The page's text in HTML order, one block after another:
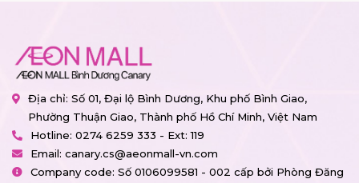
Địa chỉ: Số 01, Đại lộ Bình Dương, Khu phố Bình Giao,
Phường Thuận Giao, Thành phố Hồ Chí Minh, Việt Nam
Hotline: 0274 6259 333 - Ext: 119
Email: canary.cs@aeonmall-vn.com
Company code: Số 0106099581 - 002 cấp bởi Phòng Đăng